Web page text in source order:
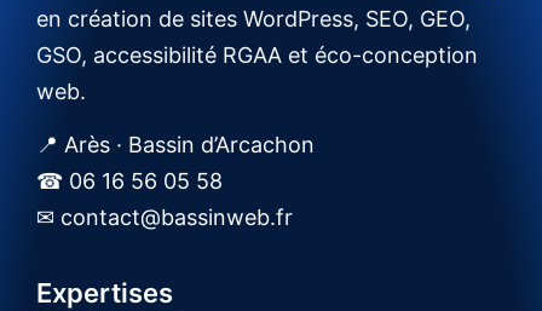
en création de sites WordPress, SEO, GEO,
GSO, accessibilité RGAA et éco-conception
web.
📍 Arès · Bassin d’Arcachon
☎ 06 16 56 05 58
✉ contact@bassinweb.fr
Expertises